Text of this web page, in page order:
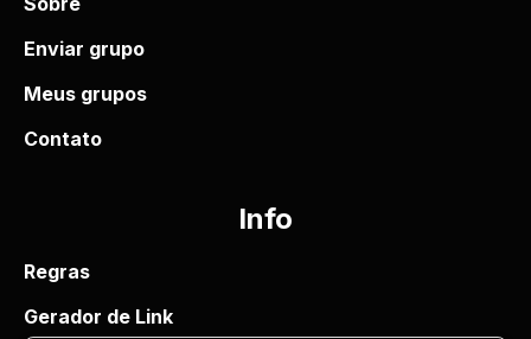
Enviar grupo
Meus grupos
Contato
Info
Regras
Gerador de Link